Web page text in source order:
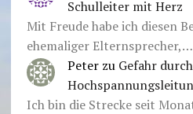
Schulleiter mit Herz
Mit Freude habe ich diesen
ehemaliger Elternsprecher,…
Peter zu Gefahr durch
Ich bin die Strecke seit